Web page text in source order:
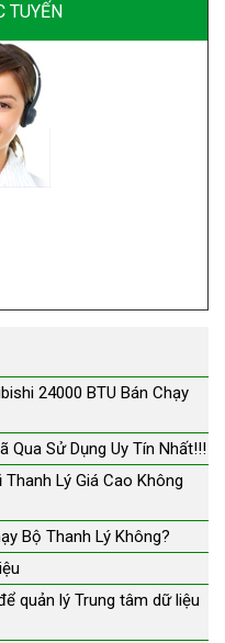
TUYẾN
24000 BTU Bán Chạy
Qua Sử Dụng Uy Tín Nhất!!!
Lý Giá Cao Không
Bộ Thanh Lý Không?
quản lý Trung tâm dữ liệu